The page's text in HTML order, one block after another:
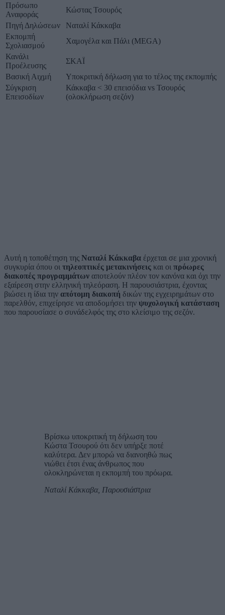
Πρόσωπο
Αναφοράς
Κώστας Τσουρός
Πηγή Δηλώσεων
Ναταλί Κάκκαβα
Εκπομπή
Σχολιασμού
Χαμογέλα και Πάλι (MEGA)
Κανάλι
Προέλευσης
ΣΚΑΪ
Βασική Αιχμή
Υποκριτική δήλωση για το τέλος της εκπομπής
Σύγκριση
Επεισοδίων
Κάκκαβα < 30 επεισόδια vs Τσουρός
(ολοκλήρωση σεζόν)
Αυτή η τοποθέτηση της Ναταλί Κάκκαβα έρχεται σε μια χρονική
συγκυρία όπου οι τηλεοπτικές μετακινήσεις και οι πρόωρες
διακοπές προγραμμάτων αποτελούν πλέον τον κανόνα και όχι την
εξαίρεση στην ελληνική τηλεόραση. Η παρουσιάστρια, έχοντας
βιώσει η ίδια την απότομη διακοπή δικών της εγχειρημάτων στο
παρελθόν, επιχείρησε να αποδομήσει την ψυχολογική κατάσταση
που παρουσίασε ο συνάδελφός της στο κλείσιμο της σεζόν.
Βρίσκω υποκριτική τη δήλωση του
Κώστα Τσουρού ότι δεν υπήρξε ποτέ
καλύτερα. Δεν μπορώ να διανοηθώ πως
νιώθει έτσι ένας άνθρωπος που
ολοκληρώνεται η εκπομπή του πρόωρα.
Ναταλί Κάκκαβα, Παρουσιάστρια